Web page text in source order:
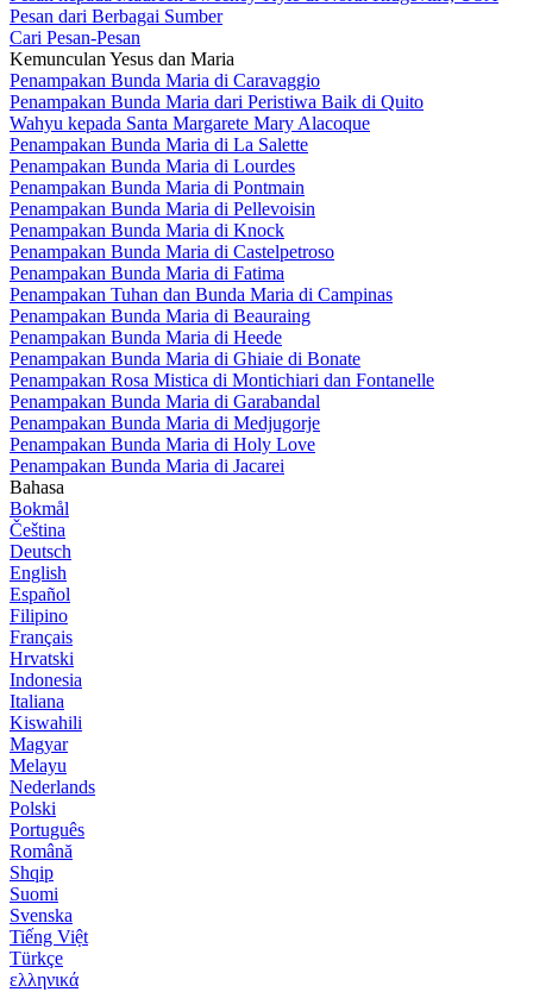
Pesan dari Berbagai Sumber
Cari Pesan-Pesan
Kemunculan Yesus dan Maria
Penampakan Bunda Maria di Caravaggio
Penampakan Bunda Maria dari Peristiwa Baik di Quito
Wahyu kepada Santa Margarete Mary Alacoque
Penampakan Bunda Maria di La Salette
Penampakan Bunda Maria di Lourdes
Penampakan Bunda Maria di Pontmain
Penampakan Bunda Maria di Pellevoisin
Penampakan Bunda Maria di Knock
Penampakan Bunda Maria di Castelpetroso
Penampakan Bunda Maria di Fatima
Penampakan Tuhan dan Bunda Maria di Campinas
Penampakan Bunda Maria di Beauraing
Penampakan Bunda Maria di Heede
Penampakan Bunda Maria di Ghiaie di Bonate
Penampakan Rosa Mistica di Montichiari dan Fontanelle
Penampakan Bunda Maria di Garabandal
Penampakan Bunda Maria di Medjugorje
Penampakan Bunda Maria di Holy Love
Penampakan Bunda Maria di Jacarei
Bahasa
Bokmål
Čeština
Deutsch
English
Español
Filipino
Français
Hrvatski
Indonesia
Italiana
Kiswahili
Magyar
Melayu
Nederlands
Polski
Português
Română
Shqip
Suomi
Svenska
Tiếng Việt
Türkçe
ελληνικά